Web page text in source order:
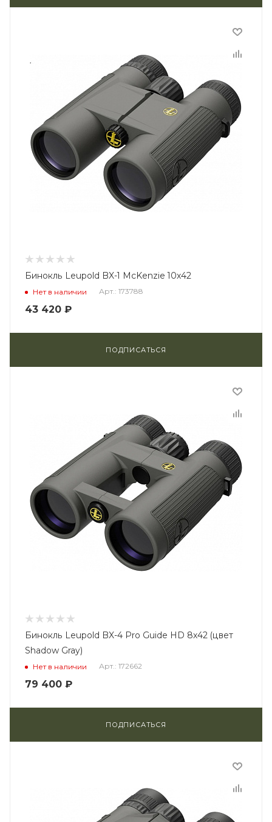
Бинокль Leupold BX-1 McKenzie 10x42
Нет в наличии Арт.: 173788
43 420 ₽
ПОДПИСАТЬСЯ
Бинокль Leupold BX-4 Pro Guide HD 8x42 (цвет
Shadow Gray)
Нет в наличии Арт.: 172662
79 400 ₽
ПОДПИСАТЬСЯ